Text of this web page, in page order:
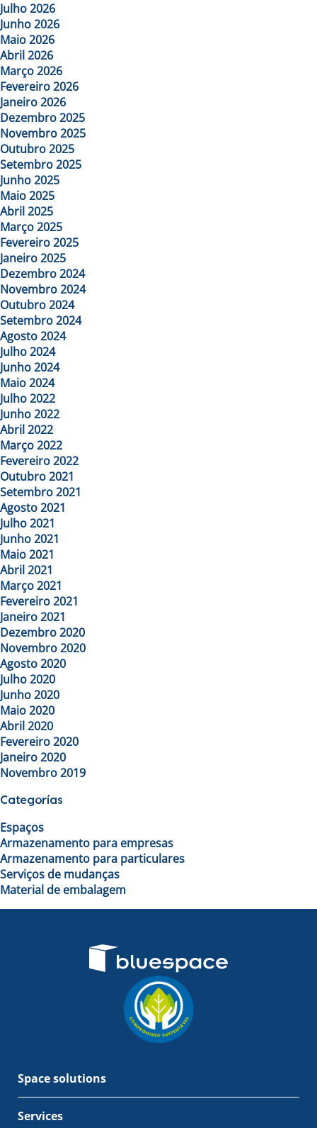
Julho 2026
Junho 2026
Maio 2026
Abril 2026
Março 2026
Fevereiro 2026
Janeiro 2026
Dezembro 2025
Novembro 2025
Outubro 2025
Setembro 2025
Junho 2025
Maio 2025
Abril 2025
Março 2025
Fevereiro 2025
Janeiro 2025
Dezembro 2024
Novembro 2024
Outubro 2024
Setembro 2024
Agosto 2024
Julho 2024
Junho 2024
Maio 2024
Julho 2022
Junho 2022
Abril 2022
Março 2022
Fevereiro 2022
Outubro 2021
Setembro 2021
Agosto 2021
Julho 2021
Junho 2021
Maio 2021
Abril 2021
Março 2021
Fevereiro 2021
Janeiro 2021
Dezembro 2020
Novembro 2020
Agosto 2020
Julho 2020
Junho 2020
Maio 2020
Abril 2020
Fevereiro 2020
Janeiro 2020
Novembro 2019
Categorías
Espaços
Armazenamento para empresas
Armazenamento para particulares
Serviços de mudanças
Material de embalagem
Space solutions
Services